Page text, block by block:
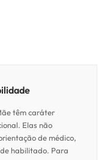
têm caráter
Elas não
de médico,
habilitado. Para